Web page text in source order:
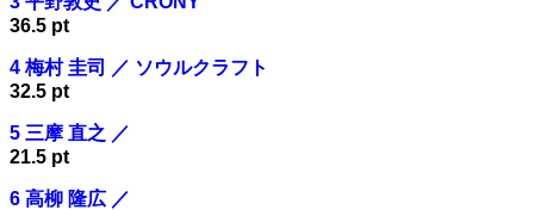
36.5 pt
4 梅村 圭司 ／ ソウルクラフト
32.5 pt
5 三摩 直之 ／
21.5 pt
6 高柳 隆広 ／